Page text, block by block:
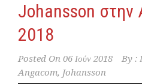
Johansson στην
2018
Posted On 06 Ιούν 2018 By :
Angacom, Johansson